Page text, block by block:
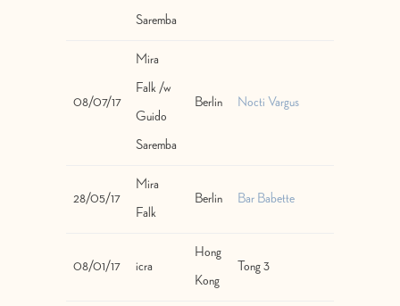
Saremba
08/07/17
Mira
Falk /w
Guido
Saremba
Berlin Nocti Vargus
28/05/17
Mira
Falk
Berlin Bar Babette
08/01/17 icra
Hong
Kong
Tong 3